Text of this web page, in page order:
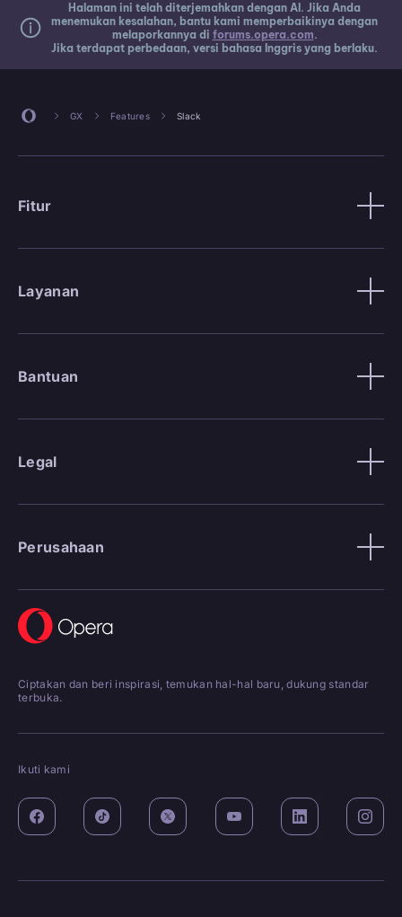
Halaman ini telah diterjemahkan dengan AI. Jika Anda
menemukan kesalahan, bantu kami memperbaikinya dengan
melaporkannya di forums.opera.com.
Jika terdapat perbedaan, versi bahasa Inggris yang berlaku.
GX Features Slack
Fitur
Layanan
Bantuan
Legal
Perusahaan
Ciptakan dan beri inspirasi, temukan hal-hal baru, dukung standar
terbuka.
Ikuti kami